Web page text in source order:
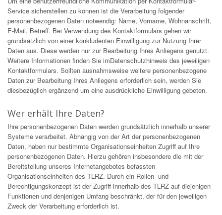
Service sicherstellen zu können ist die Verarbeitung folgender
personenbezogenen Daten notwendig: Name, Vorname, Wohnanschrift,
E-Mail, Betreff. Bei Verwendung des Kontaktformulars gehen wir
grundsätzlich von einer konkludenten Einwilligung zur Nutzung Ihrer
Daten aus. Diese werden nur zur Bearbeitung Ihres Anliegens genutzt.
Weitere Informationen finden Sie imDatenschutzhinweis des jeweiligen
Kontaktformulars. Sollten ausnahmsweise weitere personenbezogene
Daten zur Bearbeitung Ihres Anliegens erforderlich sein, werden Sie
diesbezüglich ergänzend um eine ausdrückliche Einwilligung gebeten.
Wer erhält Ihre Daten?
Ihre personenbezogenen Daten werden grundsätzlich innerhalb unserer
Systeme verarbeitet. Abhängig von der Art der personenbezogenen
Daten, haben nur bestimmte Organisationseinheiten Zugriff auf Ihre
personenbezogenen Daten. Hierzu gehören insbesondere die mit der
Bereitstellung unseres Internetangebotes befassten
Organisationseinheiten des TLRZ. Durch ein Rollen- und
Berechtigungskonzept ist der Zugriff innerhalb des TLRZ auf diejenigen
Funktionen und denjenigen Umfang beschränkt, der für den jeweiligen
Zweck der Verarbeitung erforderlich ist.